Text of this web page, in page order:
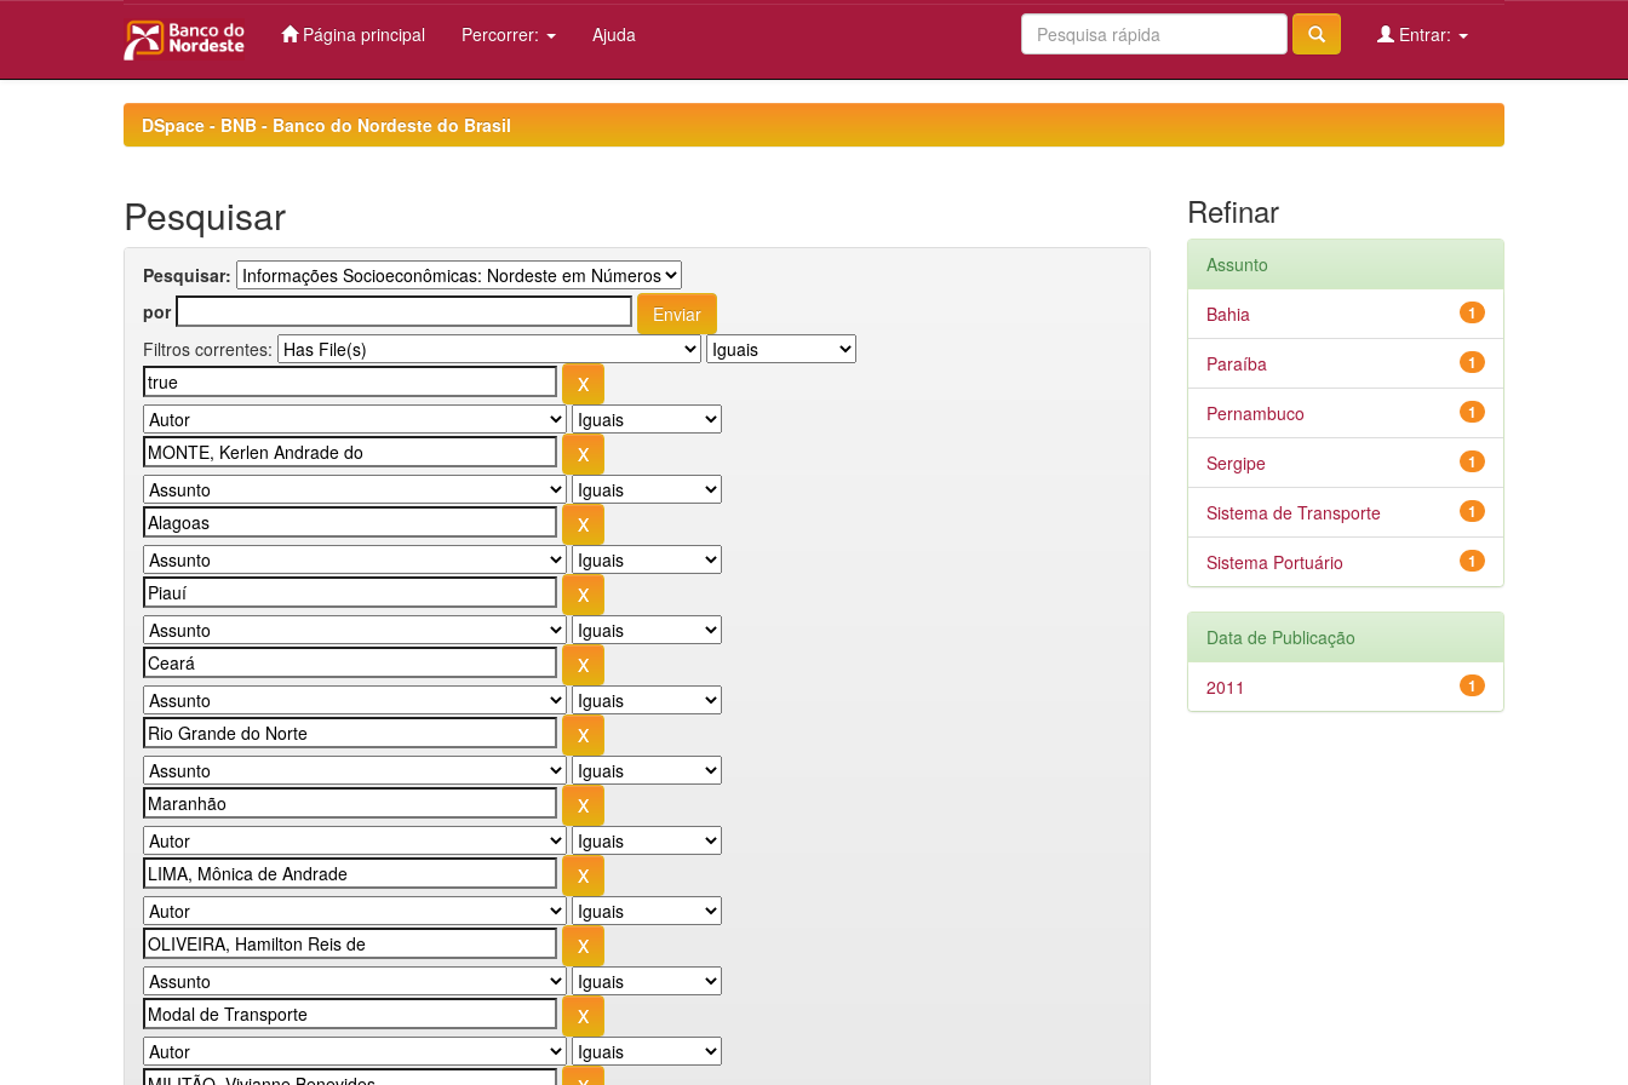
Página principal Percorrer: Ajuda Entrar:
DSpace - BNB - Banco do Nordeste do Brasil
Pesquisar
Pesquisar:
por
Filtros correntes:
Refinar
Assunto
1
Bahia
1
Paraíba
1
Pernambuco
1
Sergipe
1
Sistema de Transporte
1
Sistema Portuário
Data de Publicação
1
2011